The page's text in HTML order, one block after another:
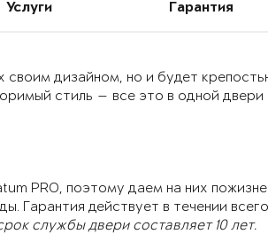
Услуги Гарантия
дизайном, но и будет
стиль — все это в одной двери
PRO, поэтому даем на них
Гарантия действует в течении
службы двери составляет 10 лет.